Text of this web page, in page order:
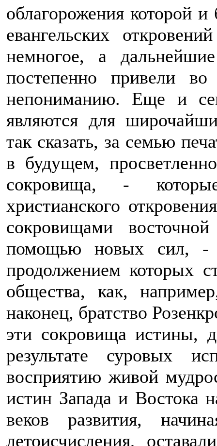
облагорожения которой
евангельских
немногое, а
постепенно привели
непониманию. Еще и
являются для
так сказать, за семью
в будущем,
сокровища, -
христианского
сокровищами
помощью новых сил, -
продолжением которых
общества, как,
наконец, братство
эти сокровища истины,
результате суровых
восприятию живой
истин Запада и Востока
веков развития,
летоисчисления,